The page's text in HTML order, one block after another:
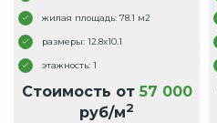
жилая площадь: 78.1 м2
размеры: 12.8x10.1
этажность: 1
Стоимость от 57 000
руб/м2